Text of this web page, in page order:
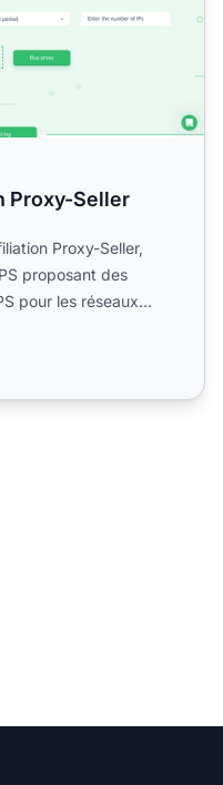
Proxy-Seller
Proxy-Seller,
proposant des
pour les réseaux